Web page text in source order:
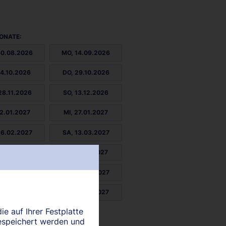
MO, 14.09.2026
DO, 29.10.2026
SO, 13.12.2026
MI, 27.01.2027
SA, 13.03.2027
DI, 27.04.2027
DO, 10.06.2027
SO, 25.07.2027
auf Ihrer Festplatte
werden und